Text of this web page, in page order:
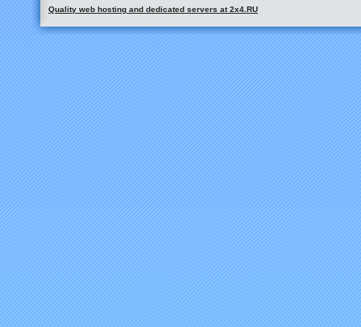
Quality web hosting and dedicated servers at 2x4.RU